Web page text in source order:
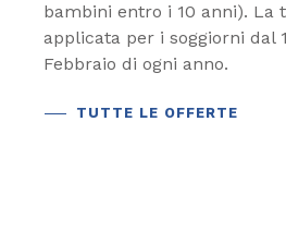
bambini entro i 10 anni). La
applicata per i soggiorni dal
Febbraio di ogni anno.
TUTTE LE OFFERTE